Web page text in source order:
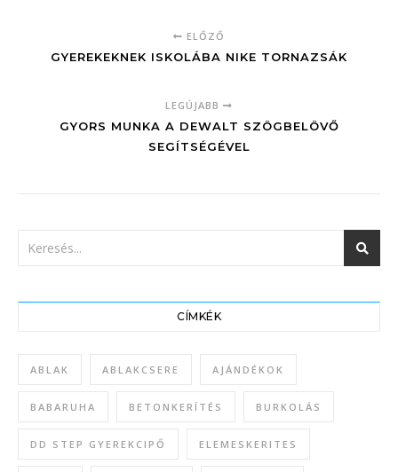
ELŐZŐ
GYEREKEKNEK ISKOLÁBA NIKE TORNAZSÁK
LEGÚJABB
GYORS MUNKA A DEWALT SZÖGBELÖVŐ
SEGÍTSÉGÉVEL
CÍMKÉK
ABLAK ABLAKCSERE AJÁNDÉKOK
BABARUHA BETONKERÍTÉS BURKOLÁS
DD STEP GYEREKCIPŐ ELEMESKERITES